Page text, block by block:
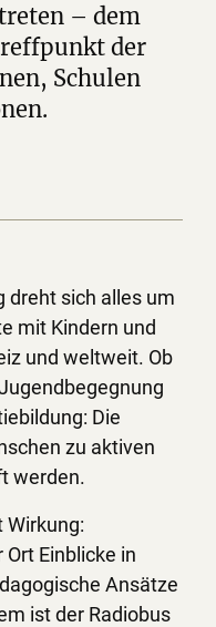
– dem
der
Schulen
dreht sich alles um
mit Kindern und
und weltweit. Ob
Die
zu aktiven
werden.
Wirkung:
Einblicke in
Ansätze
ist der Radiobus